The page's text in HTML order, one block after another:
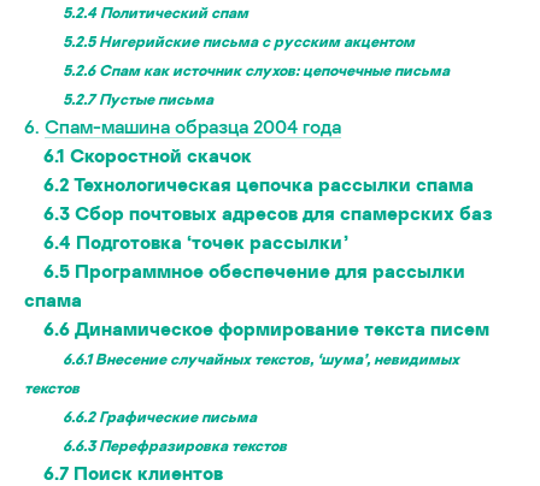
5.2.4Политический спам
5.2.5Нигерийские письма с русским акцентом
5.2.6Спам как источник слухов: цепочечные письма
5.2.7Пустые письма
6. Спам-машина образца 2004 года
6.1 Скоростной скачок
6.2 Технологическая цепочка рассылки спама
6.3 Сбор почтовых адресов для спамерских баз
6.4 Подготовка ‘точек рассылки’
6.5 Программное обеспечение для рассылки
спама
6.6 Динамическое формирование текста писем
6.6.1Внесение случайных текстов, ‘шума’, невидимых
текстов
6.6.2Графические письма
6.6.3Перефразировка текстов
6.7 Поиск клиентов